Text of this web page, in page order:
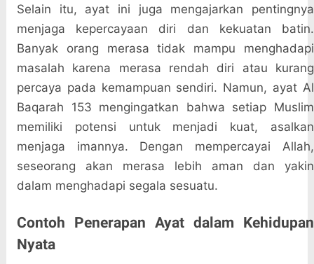
Selain itu, ayat ini juga mengajarkan pentingnya
menjaga kepercayaan diri dan kekuatan batin.
Banyak orang merasa tidak mampu menghadapi
masalah karena merasa rendah diri atau kurang
percaya pada kemampuan sendiri. Namun, ayat Al
Baqarah 153 mengingatkan bahwa setiap Muslim
memiliki potensi untuk menjadi kuat, asalkan
menjaga imannya. Dengan mempercayai Allah,
seseorang akan merasa lebih aman dan yakin
dalam menghadapi segala sesuatu.
Contoh Penerapan Ayat dalam Kehidupan
Nyata